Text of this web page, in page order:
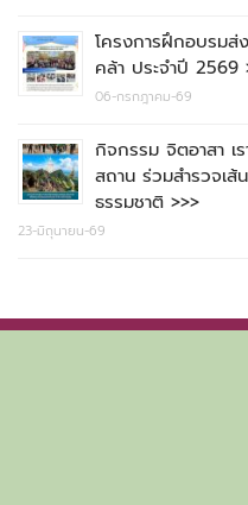
โครงการฝึกอบรม
คล้า ประจำปี 2569
06-กรกฎาคม-69
กิจกรรม จิตอาสา
สถาน ร่วมสำรวจเส้
ธรรมชาติ >>>
23-มิถุนายน-69